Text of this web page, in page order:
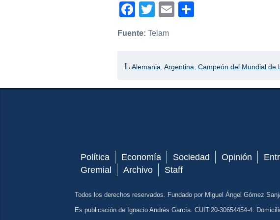
Facebook
TwitterEmail
Fuente: Telam
Alemania ,Argentina ,Campeón del Mundial de
El
Política Economía Sociedad Opinión
Gremial
Archivo Staff
Todos los derechos reservados. Fundado por Miguel Ángel Gómez
Es publicación de Ignacio Andrés García. CUIT:20-30654454-4.